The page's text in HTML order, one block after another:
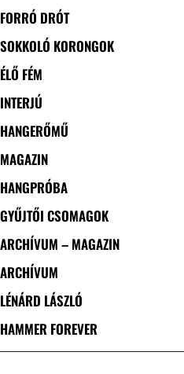
FORRÓ DRÓT
SOKKOLÓ KORONGOK
ÉLŐ FÉM
INTERJÚ
HANGERŐMŰ
MAGAZIN
HANGPRÓBA
GYŰJTŐI CSOMAGOK
ARCHÍVUM – MAGAZIN
ARCHÍVUM
LÉNÁRD LÁSZLÓ
HAMMER FOREVER